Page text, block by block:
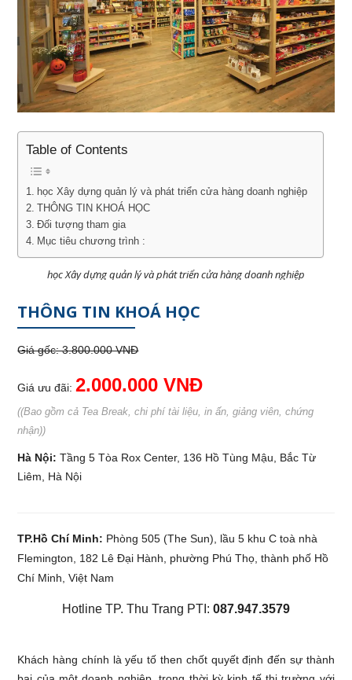
Table of Contents
học Xây dựng quản lý và phát triển cửa hàng doanh nghiệp
THÔNG TIN KHOÁ HỌC
Đối tượng tham gia
Mục tiêu chương trình :
học Xây dựng quản lý và phát triển cửa hàng doanh nghiệp
THÔNG TIN KHOÁ HỌC
Giá gốc: 3.800.000 VNĐ
Giá ưu đãi:2.000.000 VNĐ
((Bao gồm cả Tea Break, chi phí tài liệu, in ấn, giảng viên, chứng
nhận))
Hà Nội: Tầng 5 Tòa Rox Center, 136 Hồ Tùng Mậu, Bắc Từ
Liêm, Hà Nội
TP.Hồ Chí Minh: Phòng 505 (The Sun), lầu 5 khu C toà nhà
Flemington, 182 Lê Đại Hành, phường Phú Thọ, thành phố Hồ
Chí Minh, Việt Nam
Hotline TP. Thu Trang PTI: 087.947.3579
Khách hàng chính là yếu tố then chốt quyết định đến sự thành